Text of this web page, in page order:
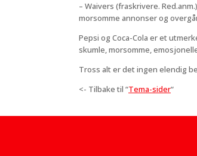
– Waivers (fraskrivere.
morsomme annonser og
Pepsi og Coca-Cola er et
skumle, morsomme,
Tross alt er det ingen elendig
<- Tilbake til “Tema-sider“